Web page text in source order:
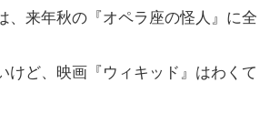
、来年秋の『オペラ座の怪人』に全
けど、映画『ウィキッド』はわくて